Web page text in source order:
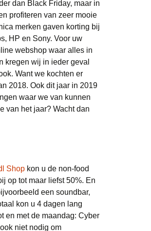
dan Black Friday, maar in
profiteren van zeer mooie
merken gaven korting bij
HP en Sony. Voor uw
webshop waar alles in
kregen wij in ieder geval
Want we kochten er
2018. Ook dit jaar in 2019
waar we van kunnen
van het jaar? Wacht dan
Shop kon u de non-food
op tot maar liefst 50%. En
een soundbar,
kon u 4 dagen lang
en met de maandag: Cyber
niet nodig om